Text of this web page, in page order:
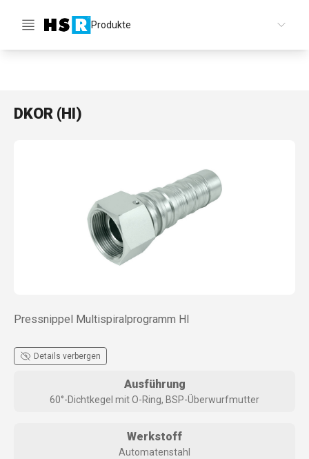
Produkte
DKOR (HI)
Pressnippel Multispiralprogramm HI
Details verbergen
Ausführung
60°-Dichtkegel mit O-Ring, BSP-Überwurfmutter
Werkstoff
Automatenstahl